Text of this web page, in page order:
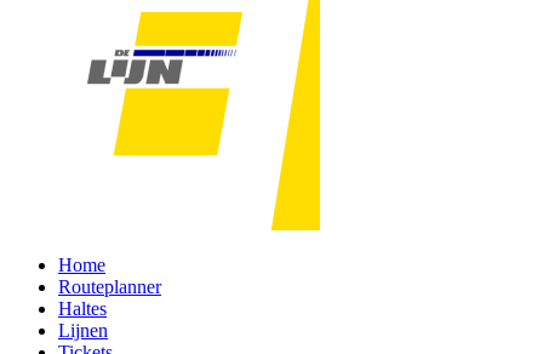
Home
Routeplanner
Haltes
Lijnen